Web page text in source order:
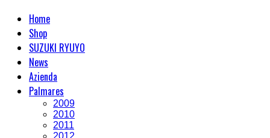
Home
Shop
SUZUKI RYUYO
News
Azienda
Palmares
2009
2010
2011
2012